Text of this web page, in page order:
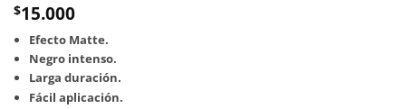
$15.000
Efecto Matte.
Negro intenso.
Larga duración.
Fácil aplicación.